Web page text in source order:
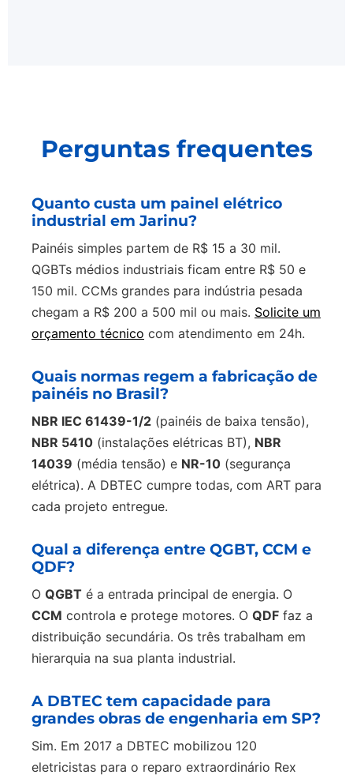
Perguntas frequentes
Quanto custa um painel elétrico
industrial em Jarinu?
Painéis simples partem de R$ 15 a 30 mil.
QGBTs médios industriais ficam entre R$ 50 e
150 mil. CCMs grandes para indústria pesada
chegam a R$ 200 a 500 mil ou mais. Solicite um
orçamento técnico com atendimento em 24h.
Quais normas regem a fabricação de
painéis no Brasil?
NBR IEC 61439-1/2 (painéis de baixa tensão),
NBR 5410 (instalações elétricas BT), NBR
14039 (média tensão) e NR-10 (segurança
elétrica). A DBTEC cumpre todas, com ART para
cada projeto entregue.
Qual a diferença entre QGBT, CCM e
QDF?
O QGBT é a entrada principal de energia. O
CCM controla e protege motores. O QDF faz a
distribuição secundária. Os três trabalham em
hierarquia na sua planta industrial.
A DBTEC tem capacidade para
grandes obras de engenharia em SP?
Sim. Em 2017 a DBTEC mobilizou 120
eletricistas para o reparo extraordinário Rex